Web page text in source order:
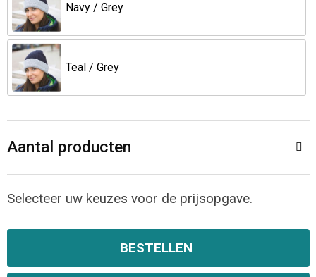
Jassen
Been- en voetbescherming
Overalls
Schorten en Sloven
Gilets
Veiligheidsvesten en Veiligheidshesjes
Regenkleding
Hygiëne en Persoonlijke verzorging
Reistassen
Koffers en Trolleys
Sporttassen
Boodschappentassen
Schoudertassen
Matrozentassen
Papieren tassen
Tablettassen
Navy / Grey
Teal / Grey
Aantal producten
Selecteer uw keuzes voor de prijsopgave.
BESTELLEN